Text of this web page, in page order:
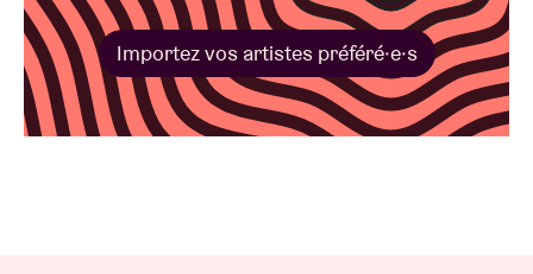
Importez vos artistes préféré·e·s